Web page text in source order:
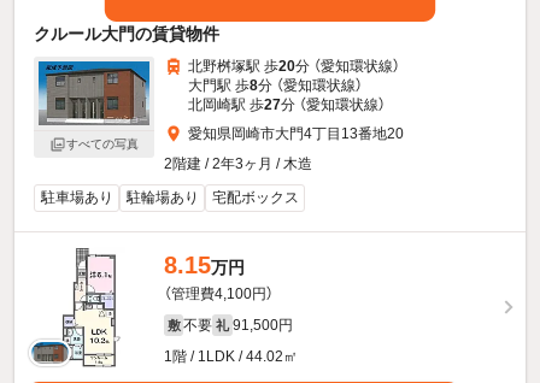
クルール大門の賃貸物件
すべての写真
北野桝塚駅 歩20分 （愛知環状線）
大門駅 歩8分 （愛知環状線）
北岡崎駅 歩27分 （愛知環状線）
愛知県岡崎市大門4丁目13番地20
2階建 / 2年3ヶ月 / 木造
駐車場あり
駐輪場あり 宅配ボックス
8.15万円
（管理費4,100円）
敷 不要 礼 91,500円
1階 / 1LDK / 44.02㎡